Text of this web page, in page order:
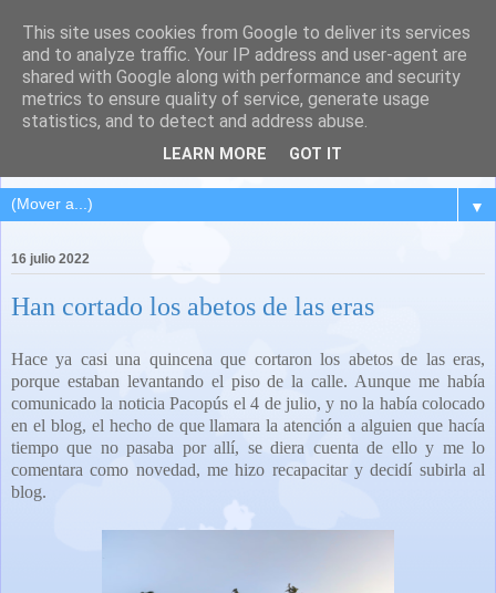
QUINTANA DEL PUENTE
(Palencia)
Pueblo del Cerrato palentino
▼
16 julio 2022
Han cortado los abetos de las eras
Hace ya casi una quincena que cortaron los abetos de las eras,
porque estaban levantando el piso de la calle. Aunque me había
comunicado la noticia Pacopús el 4 de julio, y no la había colocado
en el blog, el hecho de que llamara la atención a alguien que hacía
tiempo que no pasaba por allí, se diera cuenta de ello y me lo
comentara como novedad, me hizo recapacitar y decidí subirla al
blog.
This site uses cookies from Google to deliver its services
and to analyze traffic. Your IP address and user-agent are
shared with Google along with performance and security
metrics to ensure quality of service, generate usage
statistics, and to detect and address abuse.
LEARN MORE GOT IT